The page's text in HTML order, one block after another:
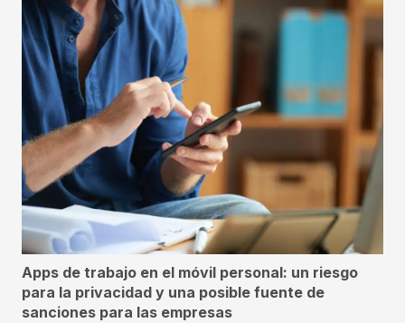
Apps de trabajo en el móvil personal: un riesgo
para la privacidad y una posible fuente de
sanciones para las empresas